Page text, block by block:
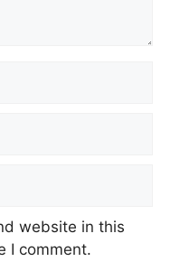
website in this
I comment.